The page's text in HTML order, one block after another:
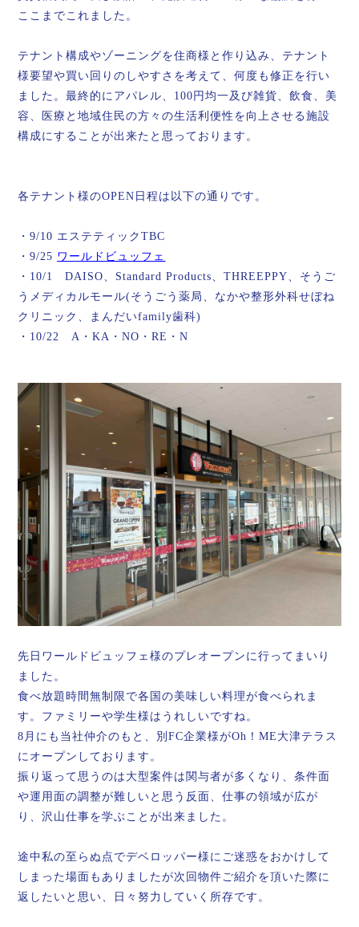
ここまでこれました。
テナント構成やゾーニングを住商様と作り込み、テナント
様要望や買い回りのしやすさを考えて、何度も修正を行い
ました。最終的にアパレル、100円均一及び雑貨、飲食、美
容、医療と地域住民の方々の生活利便性を向上させる施設
構成にすることが出来たと思っております。
各テナント様のOPEN日程は以下の通りです。
・9/10 エステティックTBC
・9/25 ワールドビュッフェ
・10/1 DAISO、Standard Products、THREEPPY、そうご
うメディカルモール(そうごう薬局、なかや整形外科せぼね
クリニック、まんだいfamily歯科)
・10/22 A・KA・NO・RE・N
先日ワールドビュッフェ様のプレオープンに行ってまいり
ました。
食べ放題時間無制限で各国の美味しい料理が食べられま
す。ファミリーや学生様はうれしいですね。
8月にも当社仲介のもと、別FC企業様がOh！ME大津テラス
にオープンしております。
振り返って思うのは大型案件は関与者が多くなり、条件面
や運用面の調整が難しいと思う反面、仕事の領域が広が
り、沢山仕事を学ぶことが出来ました。
途中私の至らぬ点でデベロッパー様にご迷惑をおかけして
しまった場面もありましたが次回物件ご紹介を頂いた際に
返したいと思い、日々努力していく所存です。